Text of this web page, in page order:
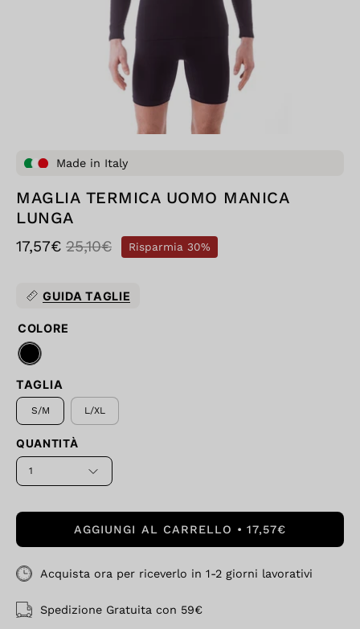
Made in Italy
MAGLIA TERMICA UOMO MANICA
LUNGA
17,57€ 25,10€ Risparmia 30%
GUIDA TAGLIE
COLORE
TAGLIA
S/M L/XL
QUANTITÀ
1
AGGIUNGI AL CARRELLO 17,57€
Acquista ora per riceverlo in 1-2 giorni lavorativi
Spedizione Gratuita con 59€